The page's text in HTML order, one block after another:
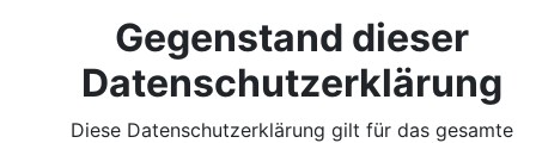
Gegenstand dieser
Datenschutzerklärung
Diese Datenschutzerklärung gilt für das gesamte